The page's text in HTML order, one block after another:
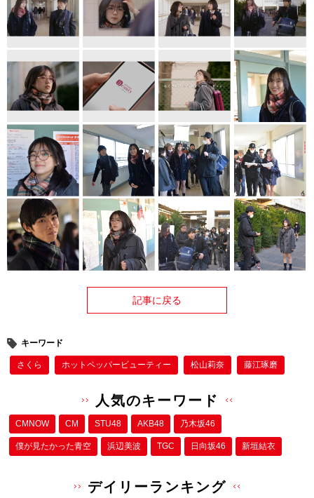
記事に戻る
キーワード
さくら ホットペッパービューティー 松山莉奈 藤江琢磨
人気のキーワード
CMNOW CM STU48 AKB48 乃木坂46
僕が⾒たかった⻘空 浜辺美波 TGC 日向坂46 新垣結衣
デイリーランキング